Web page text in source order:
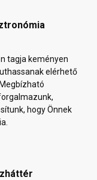
tagja keményen
elérhető
hogy Önnek